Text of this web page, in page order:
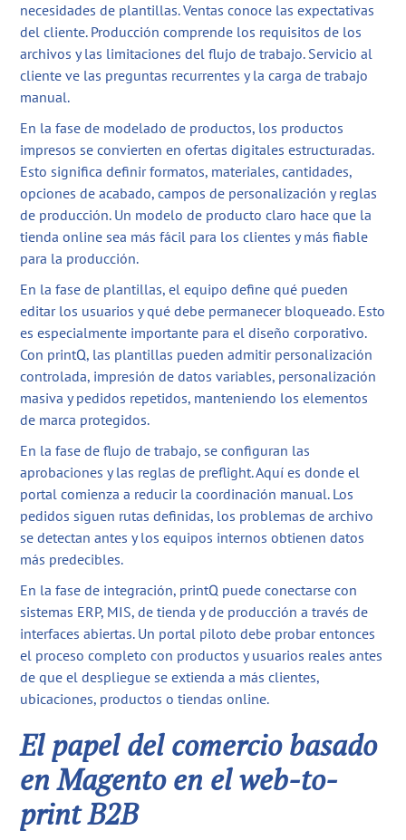
necesidades de plantillas. Ventas conoce las expectativas
del cliente. Producción comprende los requisitos de los
archivos y las limitaciones del flujo de trabajo. Servicio al
cliente ve las preguntas recurrentes y la carga de trabajo
manual.
En la fase de modelado de productos, los productos
impresos se convierten en ofertas digitales estructuradas.
Esto significa definir formatos, materiales, cantidades,
opciones de acabado, campos de personalización y reglas
de producción. Un modelo de producto claro hace que la
tienda online sea más fácil para los clientes y más fiable
para la producción.
En la fase de plantillas, el equipo define qué pueden
editar los usuarios y qué debe permanecer bloqueado. Esto
es especialmente importante para el diseño corporativo.
Con printQ, las plantillas pueden admitir personalización
controlada, impresión de datos variables, personalización
masiva y pedidos repetidos, manteniendo los elementos
de marca protegidos.
En la fase de flujo de trabajo, se configuran las
aprobaciones y las reglas de preflight. Aquí es donde el
portal comienza a reducir la coordinación manual. Los
pedidos siguen rutas definidas, los problemas de archivo
se detectan antes y los equipos internos obtienen datos
más predecibles.
En la fase de integración, printQ puede conectarse con
sistemas ERP, MIS, de tienda y de producción a través de
interfaces abiertas. Un portal piloto debe probar entonces
el proceso completo con productos y usuarios reales antes
de que el despliegue se extienda a más clientes,
ubicaciones, productos o tiendas online.
El papel del comercio basado
en Magento en el web-to-
print B2B